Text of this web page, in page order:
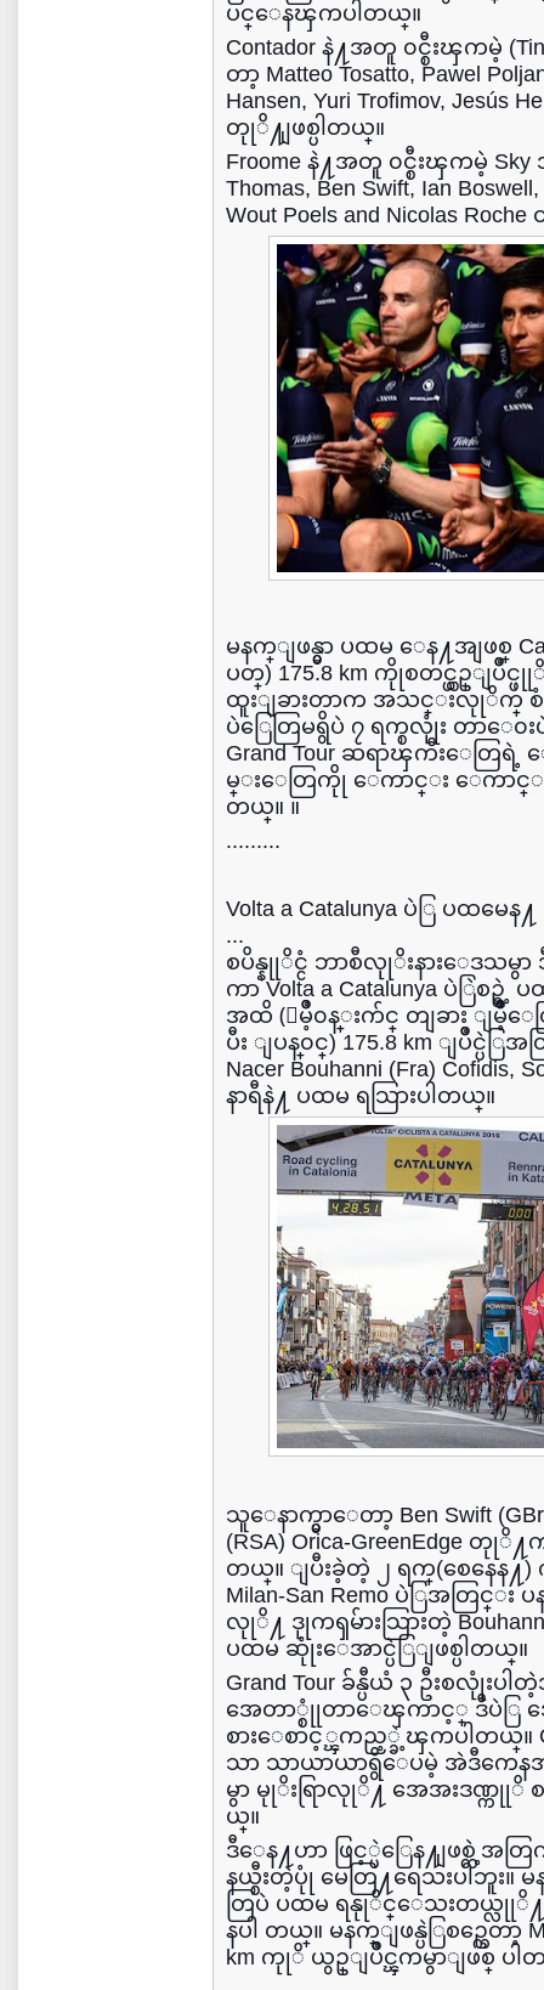
ပင္ေနၾကပါတယ္။
Contador နဲ႔အတူ ၀င္စီးၾကမဲ့
တာ့ Matteo Tosatto, Pawel
Hansen, Yuri Trofimov, Jesús
တုုိ႔ျဖစ္ပါတယ္။
Froome နဲ႔အတူ ၀င္စီးၾကမဲ့
Thomas, Ben Swift, Ian
Wout Poels and Nicolas
မနက္ျဖန္မွာ ပထမ ေန႔အျဖစ္
ပတ္) 175.8 km ကိုုစတင္ယွဥ္ျပိဳင္
ထူးျခားတာက အသင္းလုုိက္ စံခ်ိ
ပဲြေတြမရွိပဲ ၇ ရက္စလုုံး တာေ၀
Grand Tour ဆရာၾကီးေတြရဲ့
မ္းေတြကိုု ေကာင္း ေကာင္းျ
တယ္။ ။
.........
Volta a Catalunya ပဲြ ပထမေန
...
စပိန္နုုိင္ငံ ဘာစီလုုိးနားေဒသမွ
ကာ Volta a Catalunya ပဲြဲစဥ္ရဲ့
အထိ (ျမိဳ့၀န္းက်င္ တျခား ျ
ပီး ျပန္၀င္) 175.8 km ျပိဳင္ပဲြအ
Nacer Bouhanni (Fra) Cofidis,
နာရီနဲ႔ ပထမ ရသြားပါတယ္။
သူေနာက္မွာေတာ့ Ben Swift (GBr)
(RSA) Orica-GreenEdge တုုိ႔
တယ္။ ျပီးခဲ့တဲ့ ၂ ရက္(စေနေန
Milan-San Remo ပဲြအတြင္း
လုုိ႔ ဒုုကၡမ်ားသြားတဲ့
ပထမ ဆုုံးေအာင္ပဲြျဖစ္ပါတယ္။
Grand Tour ခ်န္ပီယံ ၃ ဦးစလုုံး
အေတာ္စုုံတာေၾကာင့္ ဒီပဲြ အ
စားေစာင့္ၾကည့္ခဲ့ၾကပါတယ္။
သာ သာယာယာရွိေပမဲ့ အဲဒီကေန
မွာ မုုိးရြာလုုိ႔ အေအးဒဏ္ကုုိ
ယ္။
ဒီေန႔ဟာ ဖြင့္ပဲြေန႔ျဖစ္တဲ့အ
နယ္စီးတဲ့ပုုံ မေတြ႔ရေသးပါဘူး။
တြပဲ ပထမ ရနုုိင္ေသးတယ္
နပါ တယ္။ မနက္ျဖန္ပဲြစဥ္ကေတာ့
km ကုုိ ယွဥ္ျပိဳင္ၾကမွာျဖစ္ ပါ